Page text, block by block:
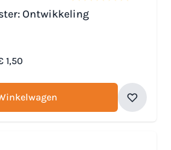
Ontwikkeling
1,50